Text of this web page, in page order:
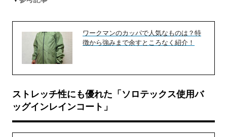
ワークマンのカッパで人気なものは？特
徴から強みまで余すところなく紹介！
ストレッチ性にも優れた「ソロテックス使用バ
ッグインレインコート」